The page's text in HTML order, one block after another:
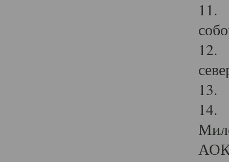
11.
12.
13.
14.